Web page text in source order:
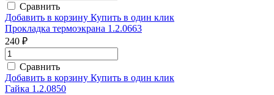
Сравнить
Добавить в корзину Купить в один клик
Прокладка термоэкрана 1.2.0663
240 ₽
Сравнить
Добавить в корзину Купить в один клик
Гайка 1.2.0850